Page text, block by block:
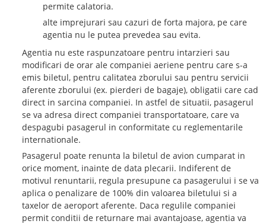
permite calatoria.
alte imprejurari sau cazuri de forta majora, pe care
agentia nu le putea prevedea sau evita.
Agentia nu este raspunzatoare pentru intarzieri sau
modificari de orar ale companiei aeriene pentru care s-a
emis biletul, pentru calitatea zborului sau pentru servicii
aferente zborului (ex. pierderi de bagaje), obligatii care cad
direct in sarcina companiei. In astfel de situatii, pasagerul
se va adresa direct companiei transportatoare, care va
despagubi pasagerul in conformitate cu reglementarile
internationale.
Pasagerul poate renunta la biletul de avion cumparat in
orice moment, inainte de data plecarii. Indiferent de
motivul renuntarii, regula presupune ca pasagerului i se va
aplica o penalizare de 100% din valoarea biletului si a
taxelor de aeroport aferente. Daca regulile companiei
permit conditii de returnare mai avantajoase, agentia va